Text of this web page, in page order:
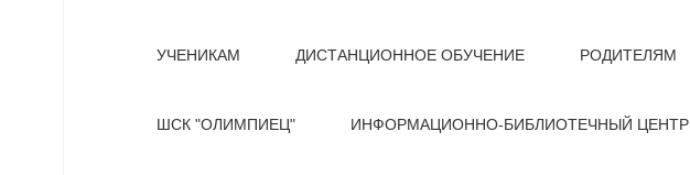
УЧЕНИКАМ ДИСТАНЦИОННОЕ ОБУЧЕНИЕ РОДИТЕЛЯМ
ШСК "ОЛИМПИЕЦ" ИНФОРМАЦИОННО-БИБЛИОТЕЧНЫЙ ЦЕНТР